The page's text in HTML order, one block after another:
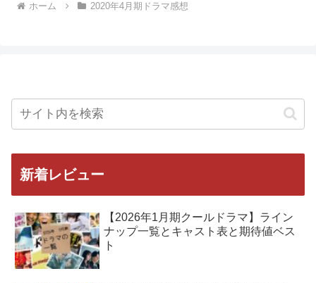
ホーム 2020年4月期ドラマ感想
新着レビュー
【2026年1月期クールドラマ】ライン
ナップ一覧とキャスト表と期待値ベス
ト